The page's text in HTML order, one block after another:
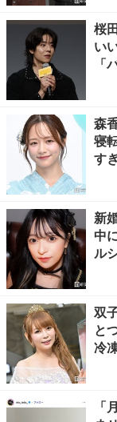
桜
い
「
森
寝
す
新
中
ル
双
と
冷
「